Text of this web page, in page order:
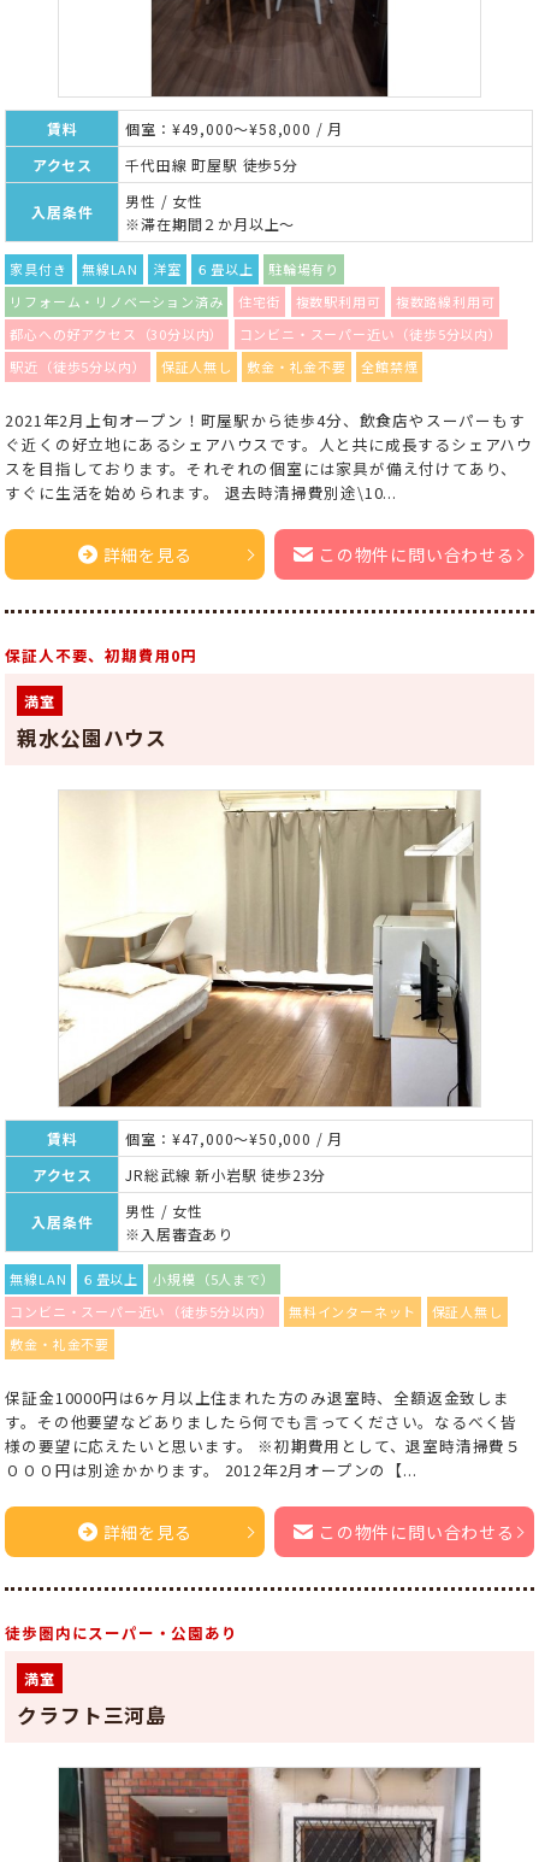
賃料
個室：¥49,000～¥58,000 / 月
アクセス
千代田線 町屋駅 徒歩5分
入居条件
男性 / 女性
※滞在期間２か月以上～
家具付き 無線LAN 洋室 ６畳以上
駐輪場有り
リフォーム・リノベーション済み
住宅街 複数駅利用可
複数路線利用可
都心への好アクセス（30分以内）
コンビニ・スーパー近い（徒歩5分以内）
駅近（徒歩5分以内）
保証人無し 敷金・礼金不要 全館禁煙
2021年2月上旬オープン！町屋駅から徒歩4分、飲食店やスーパーもす
ぐ近くの好立地にあるシェアハウスです。人と共に成長するシェアハウ
スを目指しております。それぞれの個室には家具が備え付けてあり、
すぐに生活を始められます。 退去時清掃費別途\10...
詳細を見る この物件に問い合わせる
保証人不要、初期費用0円
満室
親水公園ハウス
賃料
個室：¥47,000～¥50,000 / 月
アクセス
JR総武線 新小岩駅 徒歩23分
入居条件
男性 / 女性
※入居審査あり
無線LAN ６畳以上
小規模（5人まで）
コンビニ・スーパー近い（徒歩5分以内）
無料インターネット
保証人無し
敷金・礼金不要
保証金10000円は6ヶ月以上住まれた方のみ退室時、全額返金致しま
す。その他要望などありましたら何でも言ってください。なるべく皆
様の要望に応えたいと思います。 ※初期費用として、退室時清掃費５
０００円は別途かかります。 2012年2月オープンの【...
詳細を見る この物件に問い合わせる
徒歩圏内にスーパー・公園あり
満室
クラフト三河島